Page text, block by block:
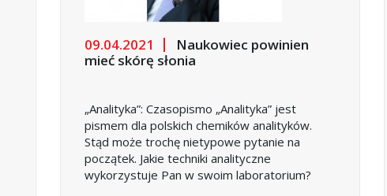
09.04.2021
Naukowiec powinien
mieć skórę słonia
„Analityka”: Czasopismo „Analityka” jest
pismem dla polskich chemików analityków.
Stąd może trochę nietypowe pytanie na
początek. Jakie techniki analityczne
wykorzystuje Pan w swoim laboratorium?